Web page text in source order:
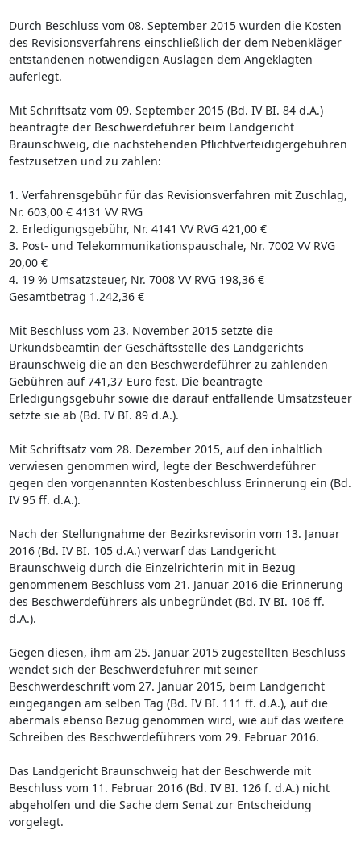
Durch Beschluss vom 08. September 2015 wurden die Kosten
des Revisionsverfahrens einschließlich der dem Nebenkläger
entstandenen notwendigen Auslagen dem Angeklagten
auferlegt.
Mit Schriftsatz vom 09. September 2015 (Bd. IV BI. 84 d.A.)
beantragte der Beschwerdeführer beim Landgericht
Braunschweig, die nachstehenden Pflichtverteidigergebühren
festzusetzen und zu zahlen:
1. Verfahrensgebühr für das Revisionsverfahren mit Zuschlag,
Nr. 603,00 € 4131 VV RVG
2. Erledigungsgebühr, Nr. 4141 VV RVG 421,00 €
3. Post- und Telekommunikationspauschale, Nr. 7002 VV RVG
20,00 €
4. 19 % Umsatzsteuer, Nr. 7008 VV RVG 198,36 €
Gesamtbetrag 1.242,36 €
Mit Beschluss vom 23. November 2015 setzte die
Urkundsbeamtin der Geschäftsstelle des Landgerichts
Braunschweig die an den Beschwerdeführer zu zahlenden
Gebühren auf 741,37 Euro fest. Die beantragte
Erledigungsgebühr sowie die darauf entfallende Umsatzsteuer
setzte sie ab (Bd. IV BI. 89 d.A.).
Mit Schriftsatz vom 28. Dezember 2015, auf den inhaltlich
verwiesen genommen wird, legte der Beschwerdeführer
gegen den vorgenannten Kostenbeschluss Erinnerung ein (Bd.
IV 95 ff. d.A.).
Nach der Stellungnahme der Bezirksrevisorin vom 13. Januar
2016 (Bd. IV BI. 105 d.A.) verwarf das Landgericht
Braunschweig durch die Einzelrichterin mit in Bezug
genommenem Beschluss vom 21. Januar 2016 die Erinnerung
des Beschwerdeführers als unbegründet (Bd. IV BI. 106 ff.
d.A.).
Gegen diesen, ihm am 25. Januar 2015 zugestellten Beschluss
wendet sich der Beschwerdeführer mit seiner
Beschwerdeschrift vom 27. Januar 2015, beim Landgericht
eingegangen am selben Tag (Bd. IV BI. 111 ff. d.A.), auf die
abermals ebenso Bezug genommen wird, wie auf das weitere
Schreiben des Beschwerdeführers vom 29. Februar 2016.
Das Landgericht Braunschweig hat der Beschwerde mit
Beschluss vom 11. Februar 2016 (Bd. IV BI. 126 f. d.A.) nicht
abgeholfen und die Sache dem Senat zur Entscheidung
vorgelegt.